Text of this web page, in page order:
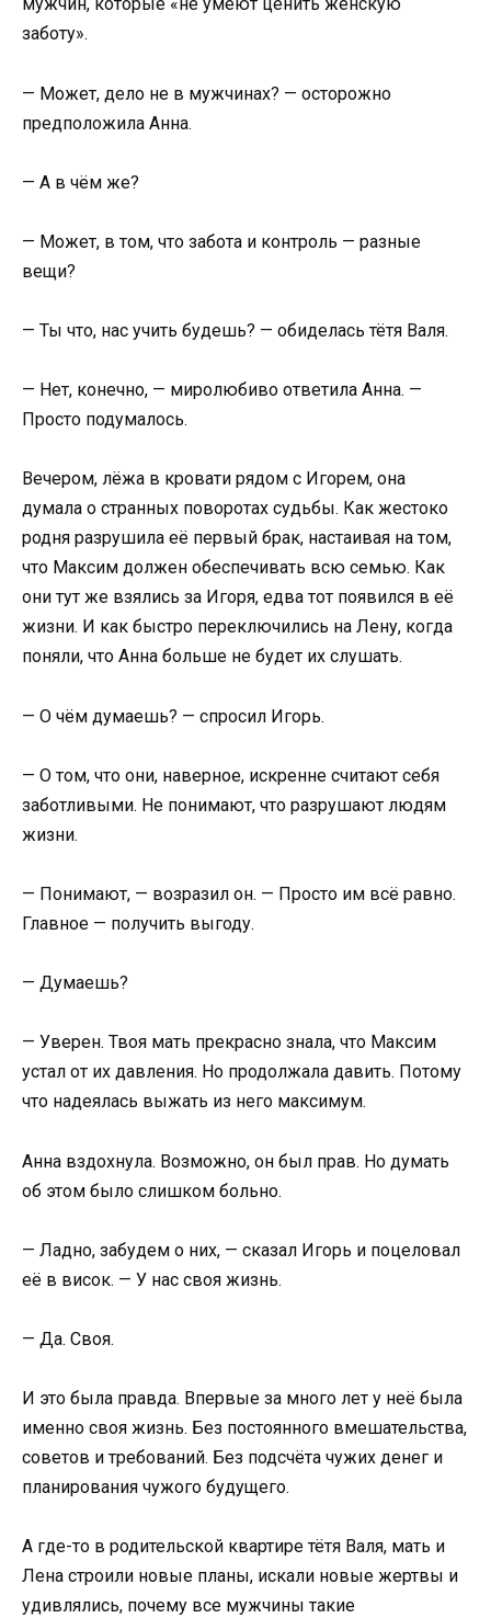
мужчин, которые «не умеют ценить женскую
заботу».
— Может, дело не в мужчинах? — осторожно
предположила Анна.
— А в чём же?
— Может, в том, что забота и контроль — разные
вещи?
— Ты что, нас учить будешь? — обиделась тётя Валя.
— Нет, конечно, — миролюбиво ответила Анна. —
Просто подумалось.
Вечером, лёжа в кровати рядом с Игорем, она
думала о странных поворотах судьбы. Как жестоко
родня разрушила её первый брак, настаивая на том,
что Максим должен обеспечивать всю семью. Как
они тут же взялись за Игоря, едва тот появился в её
жизни. И как быстро переключились на Лену, когда
поняли, что Анна больше не будет их слушать.
— О чём думаешь? — спросил Игорь.
— О том, что они, наверное, искренне считают себя
заботливыми. Не понимают, что разрушают людям
жизни.
— Понимают, — возразил он. — Просто им всё равно.
Главное — получить выгоду.
— Думаешь?
— Уверен. Твоя мать прекрасно знала, что Максим
устал от их давления. Но продолжала давить. Потому
что надеялась выжать из него максимум.
Анна вздохнула. Возможно, он был прав. Но думать
об этом было слишком больно.
— Ладно, забудем о них, — сказал Игорь и поцеловал
её в висок. — У нас своя жизнь.
— Да. Своя.
И это была правда. Впервые за много лет у неё была
именно своя жизнь. Без постоянного вмешательства,
советов и требований. Без подсчёта чужих денег и
планирования чужого будущего.
А где-то в родительской квартире тётя Валя, мать и
Лена строили новые планы, искали новые жертвы и
удивлялись, почему все мужчины такие